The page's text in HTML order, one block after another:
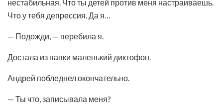
нестабильная. Что ты детей против меня настраиваешь.
Что у тебя депрессия. Да я…
— Подожди, — перебила я.
Достала из папки маленький диктофон.
Андрей побледнел окончательно.
— Ты что, записывала меня?